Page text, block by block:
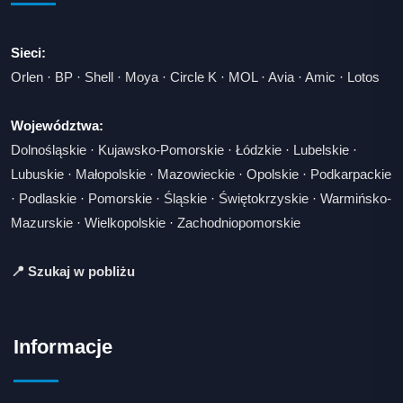
Sieci:
Orlen · BP · Shell · Moya · Circle K · MOL· Avia · Amic · Lotos
Województwa:
Dolnośląskie · Kujawsko-Pomorskie · Łódzkie · Lubelskie ·
Lubuskie · Małopolskie · Mazowieckie · Opolskie · Podkarpackie
· Podlaskie · Pomorskie · Śląskie · Świętokrzyskie · Warmińsko-
Mazurskie · Wielkopolskie · Zachodniopomorskie
📍 Szukaj w pobliżu
Informacje